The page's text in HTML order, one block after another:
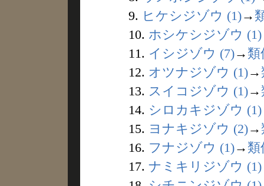
9. ヒケシジゾウ (1)→
10. ホシケシジゾウ (1)
11. イシジゾウ (7)→ 類
12. オツナジゾウ (1)→
13. スイコジゾウ (1)→
14. シロカキジゾウ (1)
15. ヨナキジゾウ (2)→
16. フナジゾウ (1)→ 類
17. ナミキリジゾウ (1)